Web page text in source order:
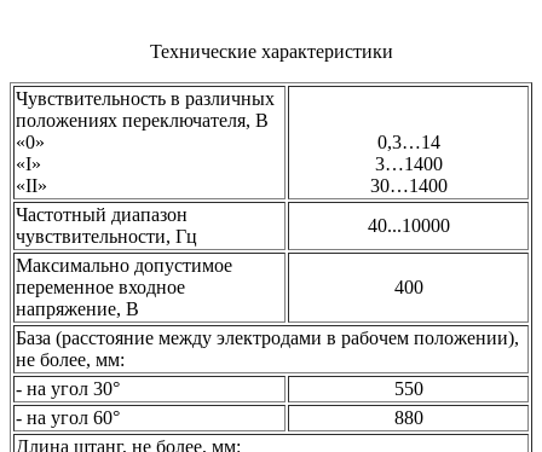
Технические характеристики
Чувствительность в различных
положениях переключателя, В
«0»
«I»
«II»
0,3…14
3…1400
30…1400
Частотный диапазон
чувствительности, Гц
40...10000
Максимально допустимое
переменное входное
напряжение, В
400
База (расстояние между электродами в рабочем положении),
не более, мм:
- на угол 30°
550
- на угол 60°
880
Длина штанг, не более, мм: